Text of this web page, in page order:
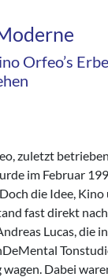
Orfeo’s
zuletzt
im Februar
die Idee,
fast direkt
Lucas, die
Dabei